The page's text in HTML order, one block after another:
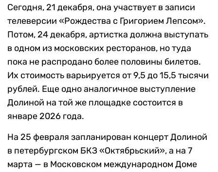
Сегодня, 21 декабря, она участвует в записи
телеверсии «Рождества с Григорием Лепсом».
Потом, 24 декабря, артистка должна выступать
в одном из московских ресторанов, но туда
пока не распродано более половины билетов.
Их стоимость варьируется от 9,5 до 15,5 тысячи
рублей. Еще одно аналогичное выступление
Долиной на той же площадке состоится в
январе 2026 года.
На 25 февраля запланирован концерт Долиной
в петербургском БКЗ «Октябрьский», а на 7
марта — в Московском международном Доме